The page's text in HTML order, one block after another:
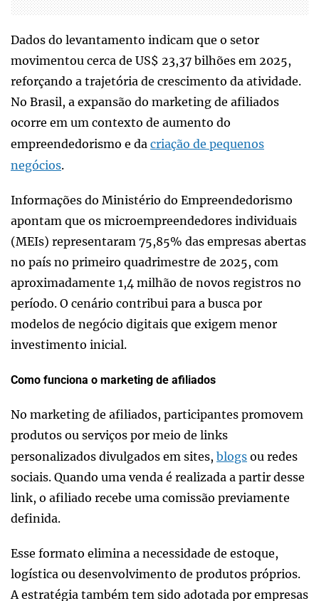
Dados do levantamento indicam que o setor
movimentou cerca de US$ 23,37 bilhões em 2025,
reforçando a trajetória de crescimento da atividade.
No Brasil, a expansão do marketing de afiliados
ocorre em um contexto de aumento do
empreendedorismo e da criação de pequenos
negócios.
Informações do Ministério do Empreendedorismo
apontam que os microempreendedores individuais
(MEIs) representaram 75,85% das empresas abertas
no país no primeiro quadrimestre de 2025, com
aproximadamente 1,4 milhão de novos registros no
período. O cenário contribui para a busca por
modelos de negócio digitais que exigem menor
investimento inicial.
Como funciona o marketing de afiliados
No marketing de afiliados, participantes promovem
produtos ou serviços por meio de links
personalizados divulgados em sites, blogs ou redes
sociais. Quando uma venda é realizada a partir desse
link, o afiliado recebe uma comissão previamente
definida.
Esse formato elimina a necessidade de estoque,
logística ou desenvolvimento de produtos próprios.
A estratégia também tem sido adotada por empresas